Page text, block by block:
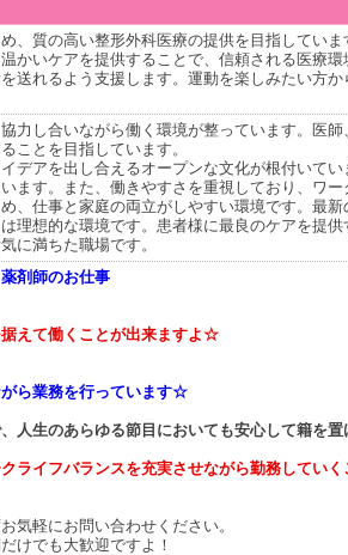
、質の高い整形外科医療の提供を目指してい
かいケアを提供することで、信頼される医療
送れるよう支援します。運動を楽しみたい方
力し合いながら働く環境が整っています。医
ことを目指しています。
デアを出し合えるオープンな文化が根付いてい
ます。また、働きやすさを重視しており、ワ
、仕事と家庭の両立がしやすい環境です。最
理想的な環境です。患者様に最良のケアを提
に満ちた職場です。
剤師のお仕事
えて働くことが出来ますよ☆
ら業務を行っています☆
人生のあらゆる節目においても安心して籍を置
ライフバランスを充実させながら勤務してい
気軽にお問い合わせください。
けでも大歓迎ですよ！